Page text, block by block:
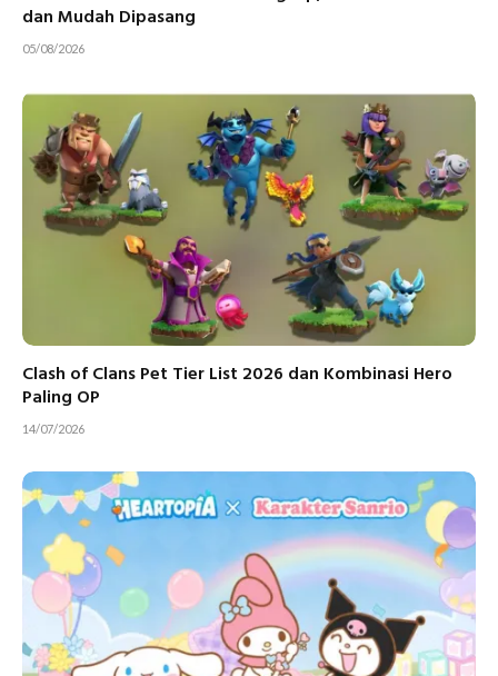
dan Mudah Dipasang
05/08/2026
Clash of Clans Pet Tier List 2026 dan Kombinasi Hero
Paling OP
14/07/2026